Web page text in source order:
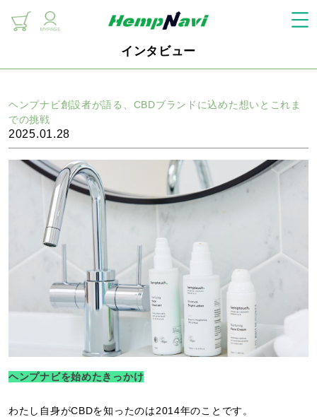
インタビュー
ヘンプナビ創設者が語る、CBDブランドに込めた想いとこれま
での挑戦
2025.01.28
ヘンプナビを始めたきっかけ
わたし自身がCBDを知ったのは2014年のことです。